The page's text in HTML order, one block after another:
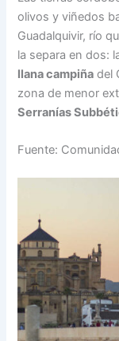
olivos y viñedos
Guadalquivir, río
la separa en dos:
llana campiña del
zona de menor
Serranías
Fuente: